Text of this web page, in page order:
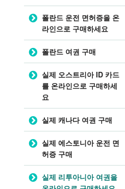
폴란드 운전 면허증을 온
라인으로 구매하세요
폴란드 여권 구매
실제 오스트리아 ID 카드
를 온라인으로 구매하세
요
실제 캐나다 여권 구매
실제 에스토니아 운전 면
허증 구매
실제 리투아니아 여권을